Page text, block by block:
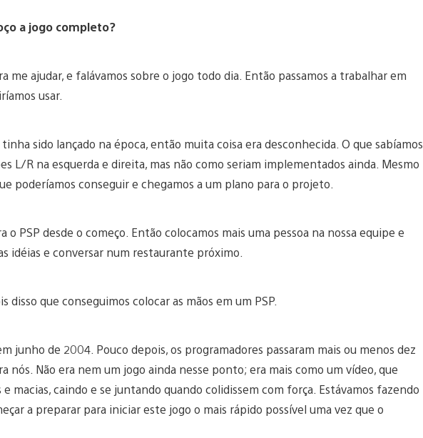
a jogo completo?
me ajudar, e falávamos sobre o jogo todo dia. Então passamos a trabalhar em
usar.
tinha sido lançado na época, então muita coisa era desconhecida. O que sabíamos
L/R na esquerda e direita, mas não como seriam implementados ainda. Mesmo
poderíamos conseguir e chegamos a um plano para o projeto.
o PSP desde o começo. Então colocamos mais uma pessoa na nossa equipe e
idéias e conversar num restaurante próximo.
disso que conseguimos colocar as mãos em um PSP.
junho de 2004. Pouco depois, os programadores passaram mais ou menos dez
nós. Não era nem um jogo ainda nesse ponto; era mais como um vídeo, que
macias, caindo e se juntando quando colidissem com força. Estávamos fazendo
a preparar para iniciar este jogo o mais rápido possível uma vez que o